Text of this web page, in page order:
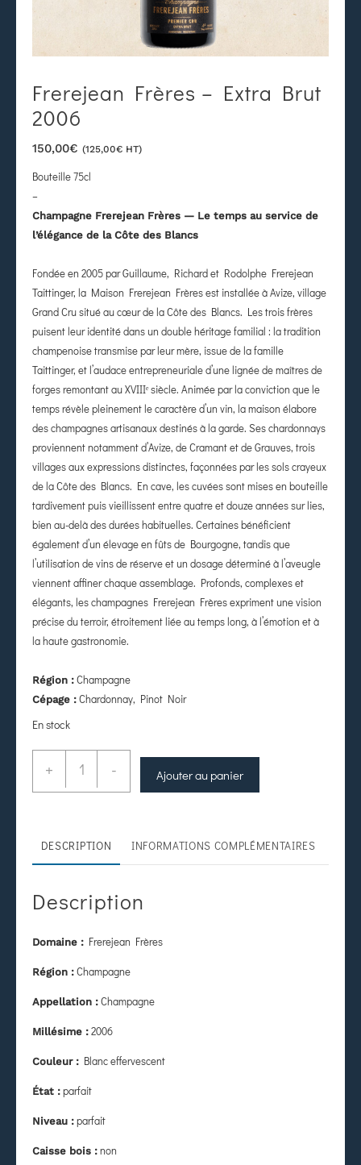
Frerejean Frères – Extra Brut
2006
150,00€ (125,00€ HT)
Bouteille 75cl
–
Champagne Frerejean Frères — Le temps au service de
l’élégance de la Côte des Blancs
Fondée en 2005 par Guillaume, Richard et Rodolphe Frerejean
Taittinger, la Maison Frerejean Frères est installée à Avize, village
Grand Cru situé au cœur de la Côte des Blancs. Les trois frères
puisent leur identité dans un double héritage familial : la tradition
champenoise transmise par leur mère, issue de la famille
Taittinger, et l’audace entrepreneuriale d’une lignée de maîtres de
forges remontant au XVIIIᵉ siècle. Animée par la conviction que le
temps révèle pleinement le caractère d’un vin, la maison élabore
des champagnes artisanaux destinés à la garde. Ses chardonnays
proviennent notamment d’Avize, de Cramant et de Grauves, trois
villages aux expressions distinctes, façonnées par les sols crayeux
de la Côte des Blancs. En cave, les cuvées sont mises en bouteille
tardivement puis vieillissent entre quatre et douze années sur lies,
bien au-delà des durées habituelles. Certaines bénéficient
également d’un élevage en fûts de Bourgogne, tandis que
l’utilisation de vins de réserve et un dosage déterminé à l’aveugle
viennent affiner chaque assemblage. Profonds, complexes et
élégants, les champagnes Frerejean Frères expriment une vision
précise du terroir, étroitement liée au temps long, à l’émotion et à
la haute gastronomie.
Région : Champagne
Cépage : Chardonnay, Pinot Noir
En stock
+ - Ajouter au panier
DESCRIPTION INFORMATIONS COMPLÉMENTAIRES
Description
Domaine : Frerejean Frères
Région : Champagne
Appellation : Champagne
Millésime : 2006
Couleur : Blanc effervescent
État : parfait
Niveau : parfait
Caisse bois : non